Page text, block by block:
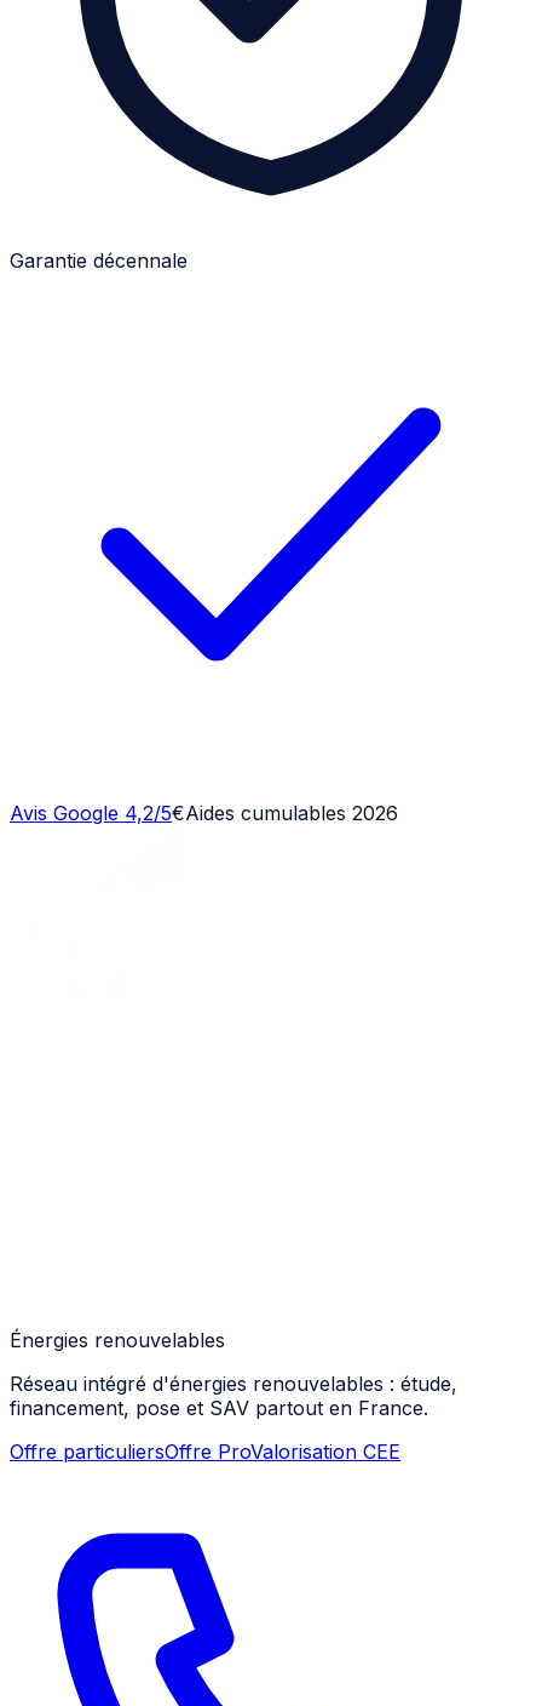
Garantie décennale
Avis Google 4,2/5€Aides cumulables 2026
Énergies renouvelables
Réseau intégré d'énergies renouvelables : étude,
financement, pose et SAV partout en France.
Offre particuliersOffre ProValorisation CEE